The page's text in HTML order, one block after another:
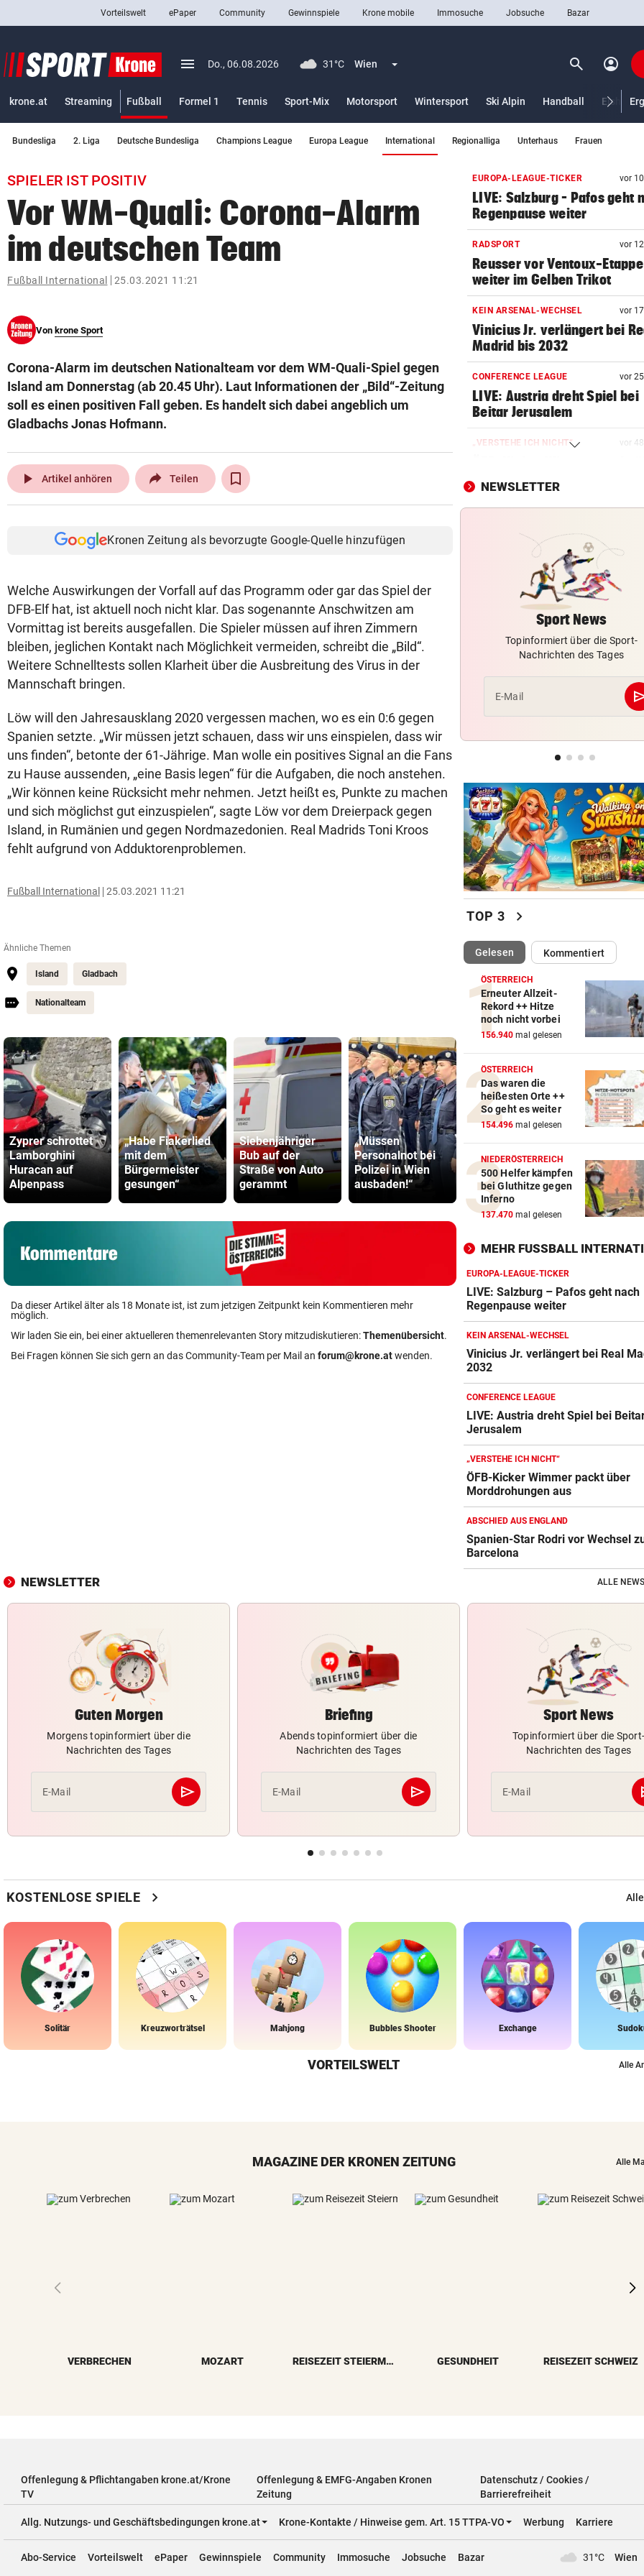
closeSchließen
Abonnieren
bookmark
search
Suchbegriff
eingeben
© Krone Multimedia GmbH & Co KG 2026
Vorteilswelt ePaper Community Gewinnspiele Krone mobile Immosuche Jobsuche Bazar
menu Menü aufklappen
Do., 06.08.2026 31°C Wien Menü aufklappen search Suchen
account_circle
krone.at Streaming Fußball
Formel 1
Tennis Sport-Mix Motorsport Wintersport Ski Alpin Handball
Bundesliga 2. Liga Deutsche Bundesliga Champions League Europa League International Regionalliga Unterhaus Frauen
SPIELER IST POSITIV
Vor WM-Quali: Corona-Alarm
im deutschen Team
Fußball International 25.03.2021 11:21
Von krone Sport
Corona-Alarm im deutschen Nationalteam vor dem WM-Quali-Spiel gegen
Island am Donnerstag (ab 20.45 Uhr). Laut Informationen der „Bild“-Zeitung
soll es einen positiven Fall geben. Es handelt sich dabei angeblich um
Gladbachs Jonas Hofmann.
play_arrow Artikel anhören Teilen
Kronen Zeitung als bevorzugte Google-Quelle hinzufügen
Welche Auswirkungen der Vorfall auf das Programm oder gar das Spiel der
DFB-Elf hat, ist aktuell noch nicht klar. Das sogenannte Anschwitzen am
Vormittag ist bereits ausgefallen. Die Spieler müssen auf ihren Zimmern
bleiben, jeglichen Kontakt nach Möglichkeit vermeiden, schreibt die „Bild“.
Weitere Schnelltests sollen Klarheit über die Ausbreitung des Virus in der
Mannschaft bringen.
Löw will den Jahresausklang 2020 vergessen machen, wo es ein 0:6 gegen
Spanien setzte. „Wir müssen jetzt schauen, dass wir uns einspielen, dass wir
uns finden“, betonte der 61-Jährige. Man wolle ein positives Signal an die Fans
zu Hause aussenden, „eine Basis legen“ für die Aufgaben, die noch anstehen.
„Wir können keine Rücksicht mehr nehmen. Jetzt heißt es, Punkte zu machen
und sich möglichst gut einzuspielen“, sagte Löw vor dem Dreierpack gegen
Island, in Rumänien und gegen Nordmazedonien. Real Madrids Toni Kroos
fehlt aufgrund von Adduktorenproblemen.
Fußball International 25.03.2021 11:21
Ähnliche Themen
Island Gladbach
Nationalteam
Zyprer schrottet
Lamborghini
Huracan auf
Alpenpass
„Habe Fiakerlied
mit dem
Bürgermeister
gesungen“
Siebenjähriger
Bub auf der
Straße von Auto
gerammt
„Müssen
Personalnot bei
Polizei in Wien
ausbaden!“
Feuerwehr rettete
Bub (3) aus
heißem Auto
Kanzler
hart ins
Da dieser Artikel älter als 18 Monate ist, ist zum jetzigen Zeitpunkt kein Kommentieren mehr
möglich.
Wir laden Sie ein, bei einer aktuelleren themenrelevanten Story mitzudiskutieren:Themenübersicht.
Bei Fragen können Sie sich gern an das Community-Team per Mail an forum@krone.atwenden.
EUROPA-LEAGUE-TICKER vor
LIVE: Salzburg – Pafos geht
Regenpause weiter
RADSPORT vor
Reusser vor Ventoux-Etappe
weiter im Gelben Trikot
KEIN ARSENAL-WECHSEL vor
Vinicius Jr. verlängert bei
Madrid bis 2032
CONFERENCE LEAGUE vor
LIVE: Austria dreht Spiel bei
Beitar Jerusalem
„VERSTEHE ICH NICHT“ vor
Morddrohungen aus
ABSCHIED AUS ENGLAND
zum FC Barcelona
CONFERENCE LEAGUE
Später Doppelschlag fixiert
Rapid-Sieg in Estland
MITTEN IN HITZEWELLE
Irre! Salzburg – Pafos wegen
Sintflut unterbrochen
Sturm Kraftakt!
„Auf das Foto bin ich stolz –
die Gelbe auch“
NEWSLETTER
Sport News
Topinformiert über die Sport-
Nachrichten des Tages
E-Mail
TOP 3 chevron_right
Gelesen(ausgewählt)Kommentiert
ÖSTERREICH
Erneuter Allzeit-
Rekord ++ Hitze
noch nicht vorbei
156.940 mal gelesen
ÖSTERREICH
Das waren die
heißesten Orte ++
So geht es weiter
154.496 mal gelesen
NIEDERÖSTERREICH
500 Helfer kämpfen
bei Gluthitze gegen
Inferno
137.470 mal gelesen
MEHR FUSSBALL
EUROPA-LEAGUE-TICKER
LIVE: Salzburg – Pafos geht nach
Regenpause weiter
KEIN ARSENAL-WECHSEL
Vinicius Jr. verlängert bei Real
2032
CONFERENCE LEAGUE
LIVE: Austria dreht Spiel bei
Jerusalem
„VERSTEHE ICH NICHT“
ÖFB-Kicker Wimmer packt über
Morddrohungen aus
ABSCHIED AUS ENGLAND
Spanien-Star Rodri vor Wechsel
Barcelona
NEWSLETTER ALLE
Guten Morgen
Morgens topinformiert über die
Nachrichten des Tages
E-Mail send
Abschicken
Briefing
Abends topinformiert über die
Nachrichten des Tages
E-Mail send
Abschicken
Sport News
Topinformiert über die Sport-
Nachrichten des Tages
E-Mail
KOSTENLOSE SPIELE chevron_right
Solitär Kreuzworträtsel Mahjong Bubbles Shooter Exchange
VORTEILSWELT Alle
MAGAZINE DER KRONEN ZEITUNG Alle
VERBRECHEN MOZART REISEZEIT STEIERMARK GESUNDHEIT REISEZEIT SCHWEIZ
Offenlegung & Pflichtangaben krone.at/Krone
TV
Offenlegung & EMFG-Angaben Kronen
Zeitung
Datenschutz / Cookies /
Barrierefreiheit
Allg. Nutzungs- und Geschäftsbedingungen krone.at Krone-Kontakte / Hinweise gem. Art. 15 TTPA-VO Werbung Karriere
Abo-Service Vorteilswelt ePaper Gewinnspiele Community Immosuche Jobsuche Bazar 31°C Wien